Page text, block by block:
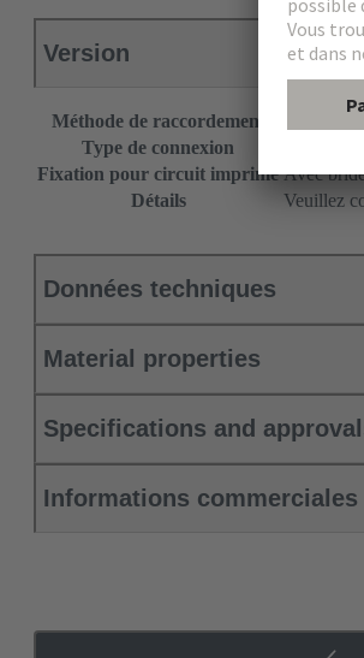
Version
Méthode de raccordement
Type de connexion
Fixation pour circuit imprimé Avec
Détails
Veuillez
Données techniques
Material properties
Specifications and
Informations commerciales